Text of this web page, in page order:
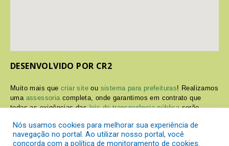
DESENVOLVIDO POR CR2
Muito mais quecriar site ou sistema para prefeituras! Realizamos
uma assessoria completa, onde garantimos em contrato que
todas as exigências dasleis de transparência públicaserão
Conheça oPNTPe oRadar da Transparência Pública
Nós usamos cookies para melhorar sua experiência de
navegação no portal. Ao utilizar nosso portal, você
concorda com a política de monitoramento de cookies.